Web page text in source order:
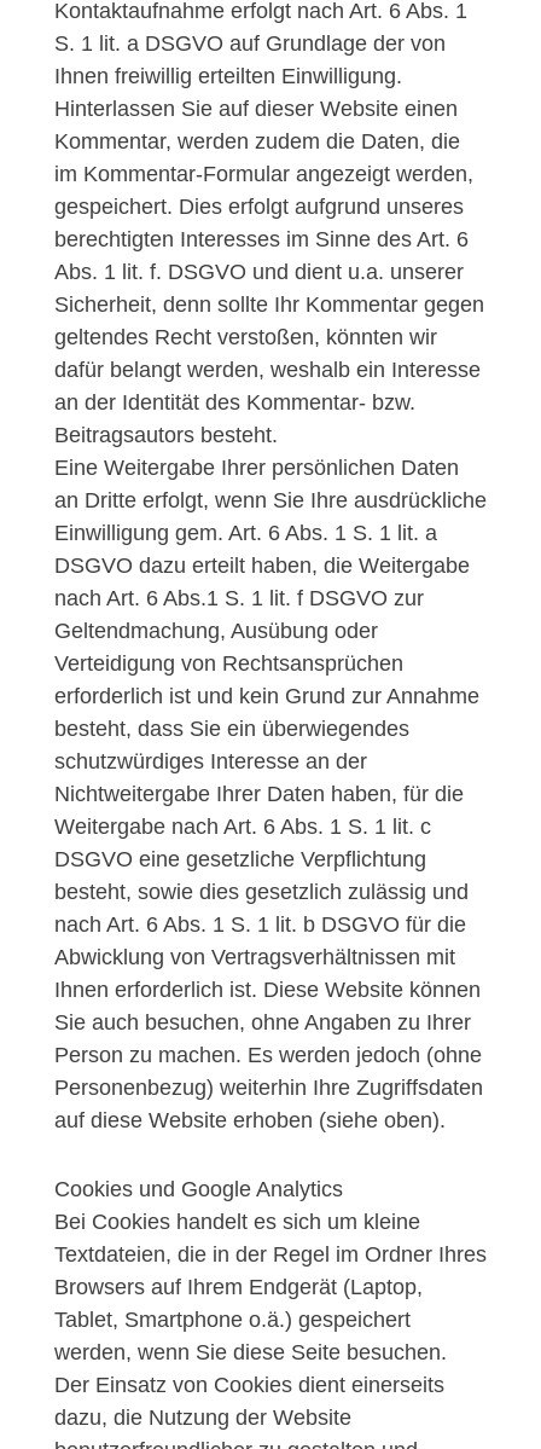
Kontaktaufnahme erfolgt nach Art. 6 Abs. 1
S. 1 lit. a DSGVO auf Grundlage der von
Ihnen freiwillig erteilten Einwilligung.
Hinterlassen Sie auf dieser Website einen
Kommentar, werden zudem die Daten, die
im Kommentar-Formular angezeigt werden,
gespeichert. Dies erfolgt aufgrund unseres
berechtigten Interesses im Sinne des Art. 6
Abs. 1 lit. f. DSGVO und dient u.a. unserer
Sicherheit, denn sollte Ihr Kommentar gegen
geltendes Recht verstoßen, könnten wir
dafür belangt werden, weshalb ein Interesse
an der Identität des Kommentar- bzw.
Beitragsautors besteht.
Eine Weitergabe Ihrer persönlichen Daten
an Dritte erfolgt, wenn Sie Ihre ausdrückliche
Einwilligung gem. Art. 6 Abs. 1 S. 1 lit. a
DSGVO dazu erteilt haben, die Weitergabe
nach Art. 6 Abs.1 S. 1 lit. f DSGVO zur
Geltendmachung, Ausübung oder
Verteidigung von Rechtsansprüchen
erforderlich ist und kein Grund zur Annahme
besteht, dass Sie ein überwiegendes
schutzwürdiges Interesse an der
Nichtweitergabe Ihrer Daten haben, für die
Weitergabe nach Art. 6 Abs. 1 S. 1 lit. c
DSGVO eine gesetzliche Verpflichtung
besteht, sowie dies gesetzlich zulässig und
nach Art. 6 Abs. 1 S. 1 lit. b DSGVO für die
Abwicklung von Vertragsverhältnissen mit
Ihnen erforderlich ist. Diese Website können
Sie auch besuchen, ohne Angaben zu Ihrer
Person zu machen. Es werden jedoch (ohne
Personenbezug) weiterhin Ihre Zugriffsdaten
auf diese Website erhoben (siehe oben).
Cookies und Google Analytics
Bei Cookies handelt es sich um kleine
Textdateien, die in der Regel im Ordner Ihres
Browsers auf Ihrem Endgerät (Laptop,
Tablet, Smartphone o.ä.) gespeichert
werden, wenn Sie diese Seite besuchen.
Der Einsatz von Cookies dient einerseits
dazu, die Nutzung der Website